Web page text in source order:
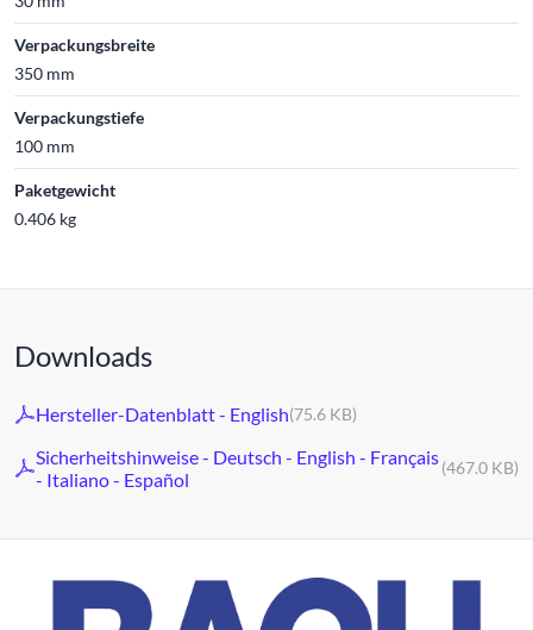
Verpackungsbreite
350 mm
Verpackungstiefe
100 mm
Paketgewicht
0.406 kg
Downloads
Hersteller-Datenblatt - English(75.6 KB)
Sicherheitshinweise - Deutsch - English - Français
- Italiano - Español
(467.0 KB)